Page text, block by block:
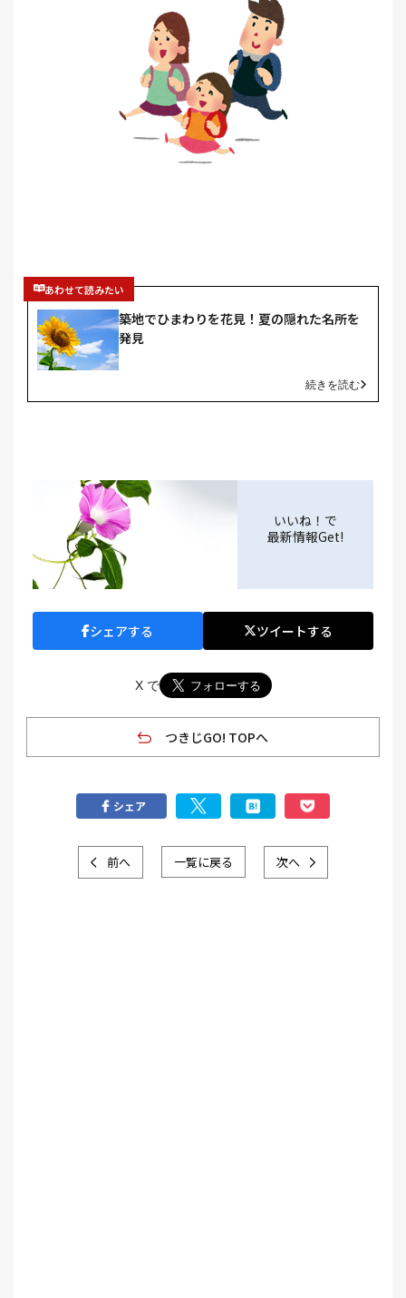
あわせて読みたい
築地でひまわりを花見！夏の隠れた名所を
発見
続きを読む
いいね！で
最新情報Get!
シェアする ツイートする
X で
つきじGO! TOPへ
シェア
前へ 一覧に戻る 次へ